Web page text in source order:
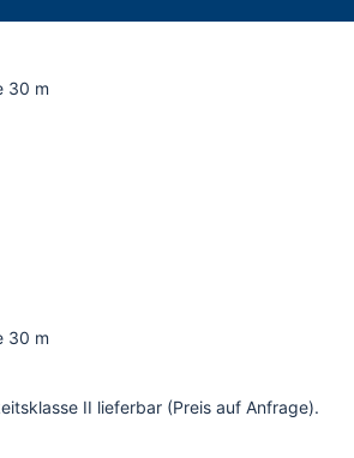
30 m
30 m
II lieferbar (Preis auf Anfrage).